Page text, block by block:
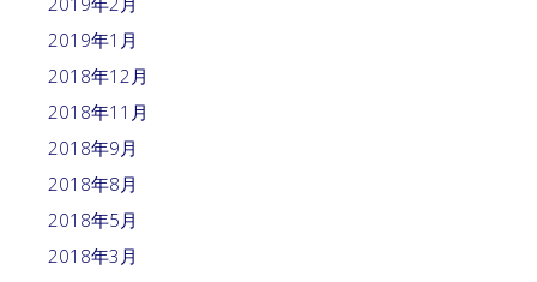
2019年1月
2018年12月
2018年11月
2018年9月
2018年8月
2018年5月
2018年3月